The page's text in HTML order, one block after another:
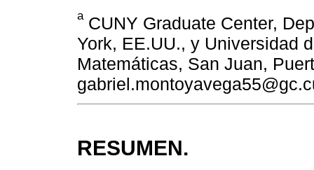
aCUNY Graduate Center,
York, EE.UU., y Universidad
Matemáticas, San Juan,
RESUMEN.